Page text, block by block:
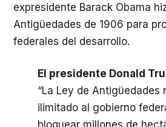
expresidente Barack Obama
Antigüedades de 1906 para
federales del desarrollo.
El presidente Donald
“La Ley de Antigüedades
ilimitado al gobierno